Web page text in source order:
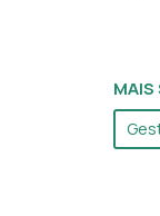
MAIS